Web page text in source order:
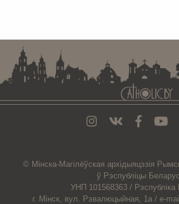
© Мiнска-Магiлёўская архiдыяцэзiя
ў Рэспубліцы
УНП 101568363 / Рэспубліка
г. Мінск, вул. Рэвалюцыйная, 1а / e-